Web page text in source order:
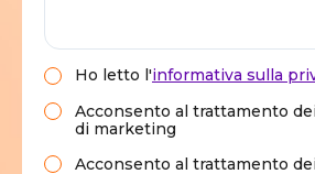
Ho letto l'informativa sulla
Acconsento al trattamento
di marketing
Acconsento al trattamento